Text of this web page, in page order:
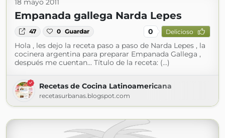
18 mayo 2011
Empanada gallega Narda Lepes
47 0 Guardar 0 Delicioso
Hola , les dejo la receta paso a paso de Narda Lepes , la
cocinera argentina para preparar Empanada Gallega ,
después me cuentan... Título de la receta: (...)
Recetas de Cocina Latinoamericana
recetasurbanas.blogspot.com